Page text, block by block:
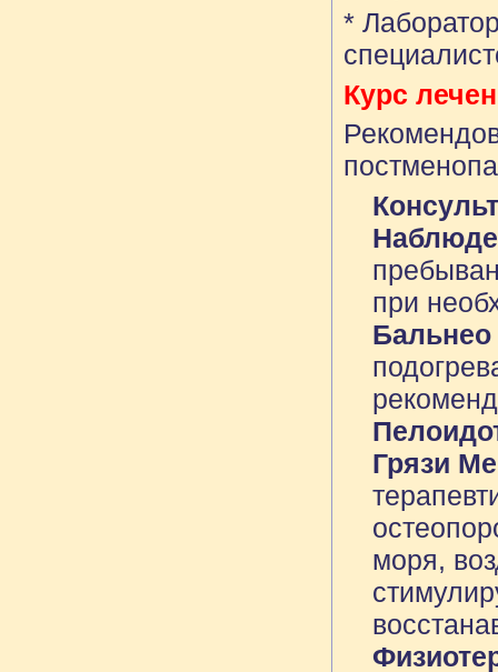
*
Курс
при
Бальнео
Грязи
моря,